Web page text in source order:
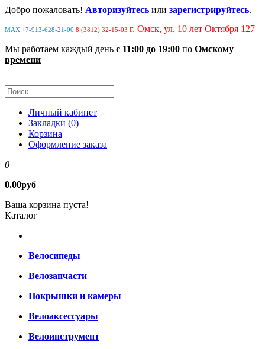
Добро пожаловать! Авторизуйтесь или зарегистрируйтесь.
MAX +7-913-628-21-00 8 (3812) 32-15-03 г. Омск, ул. 10 лет Октября 127
Мы работаем каждый день с 11:00 до 19:00 по Омскому
времени
Личный кабинет
Закладки (0)
Корзина
Оформление заказа
0
0.00руб
Ваша корзина пуста!
Каталог
Велосипеды
Велозапчасти
Покрышки и камеры
Велоаксессуары
Велоинструмент